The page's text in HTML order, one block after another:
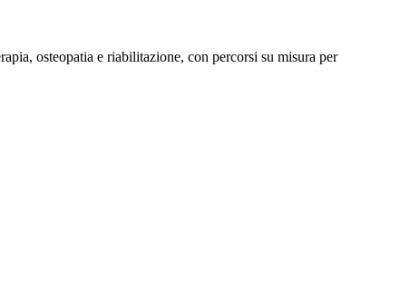
osteopatia e riabilitazione, con percorsi su misura per